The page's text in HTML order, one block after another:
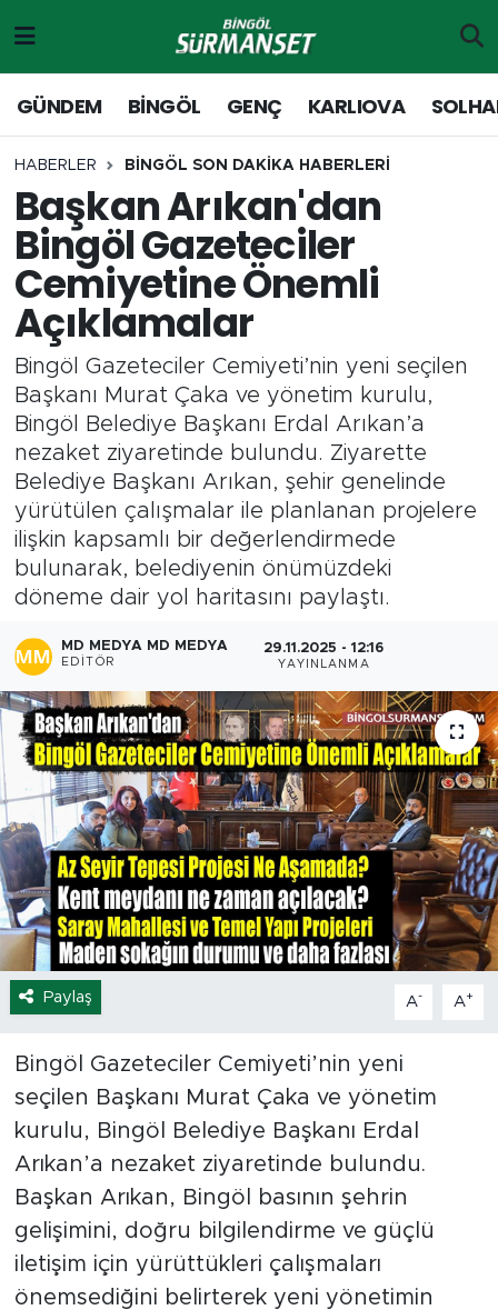
GÜNDEM BİNGÖL GENÇ KARLIOVA
HABERLER BİNGÖL SON DAKİKA HABERLERİ
Başkan Arıkan'dan
Bingöl Gazeteciler
Cemiyetine Önemli
Açıklamalar
Bingöl Gazeteciler Cemiyeti’nin yeni seçilen
Başkanı Murat Çaka ve yönetim kurulu,
Bingöl Belediye Başkanı Erdal Arıkan’a
nezaket ziyaretinde bulundu. Ziyarette
Belediye Başkanı Arıkan, şehir genelinde
yürütülen çalışmalar ile planlanan projelere
ilişkin kapsamlı bir değerlendirmede
bulunarak, belediyenin önümüzdeki
döneme dair yol haritasını paylaştı.
MD MEDYA MD MEDYA
EDITÖR
29.11.2025 - 12:16
YAYINLANMA
Paylaş A- A+
Bingöl Gazeteciler Cemiyeti’nin yeni
seçilen Başkanı Murat Çaka ve yönetim
kurulu, Bingöl Belediye Başkanı Erdal
Arıkan’a nezaket ziyaretinde bulundu.
Başkan Arıkan, Bingöl basının şehrin
gelişimini, doğru bilgilendirme ve güçlü
iletişim için yürüttükleri çalışmaları
önemsediğini belirterek yeni yönetimin
Genç
Solhan
Karlıova
Adaklı-Kiğı
Yayladere-Yedisu
MD Prestij Dergisi
Siyaset
Spor
Yaşam
Sağlık
Eğitim
Ekonomi
Hava Durumu
Tavz Der
Bingöl Kaza Haberleri
Merkez Hava Durumu
Merkez Trafik Yoğunluk Haritası
Süper Lig Puan Durumu ve Fikstür
Tüm Manşetler
Son Dakika Haberleri
Haber Arşivi